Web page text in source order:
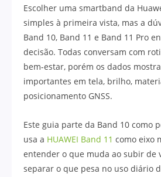
Escolher uma smartband da
simples à primeira vista, mas a
Band 10, Band 11 e Band 11 Pro
decisão. Todas conversam com
bem-estar, porém os dados
importantes em tela, brilho,
posicionamento GNSS.
Este guia parte da Band 10 como
usa a HUAWEI Band 11 como eixo
entender o que muda ao subir de
separar o que pesa no uso diário